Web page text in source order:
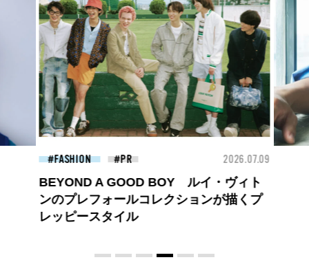
BEAUTY 2026.07.27
大胆不敵で、どこまでも自由。
BALLISTIK BOYZ 砂田将宏がまとう
COACHの新作フレグランス「コーチ ピ